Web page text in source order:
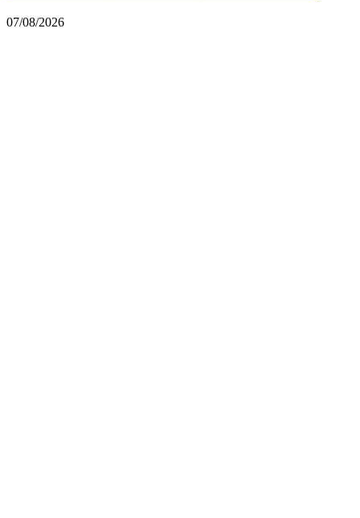
07/08/2026